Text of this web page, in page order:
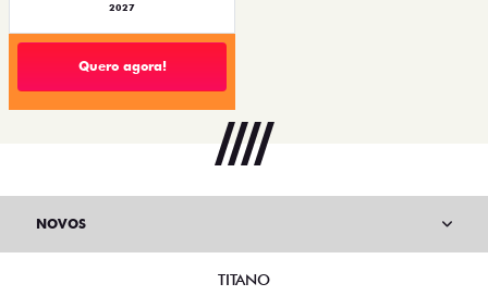
2027
Quero agora!
NOVOS
TITANO